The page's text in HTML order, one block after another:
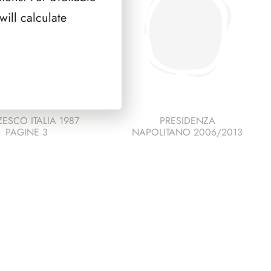
mf
(minifoglio)
ITALIA 1987
PAGINE 3
PRESIDENZA
NAPOLITANO 2006/2013
calculate